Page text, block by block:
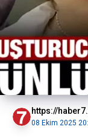
https://
08 Ekim 2025